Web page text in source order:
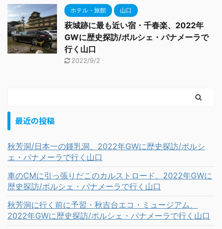
ホテル・旅館 山口
萩城跡に最も近い宿・千春楽、2022年
GWに歴史探訪/ポルシェ・パナメーラで
行く山口
2022/9/2
最近の投稿
秋芳洞/日本一の鍾乳洞、2022年GWに歴史探訪/ポルシ
ェ・パナメーラで行く山口
車のCMに引っ張りだこのカルストロード、2022年GWに
歴史探訪/ポルシェ・パナメーラで行く山口
秋芳洞に行く前に予習・秋吉台エコ・ミュージアム、
2022年GWに歴史探訪/ポルシェ・パナメーラで行く山口